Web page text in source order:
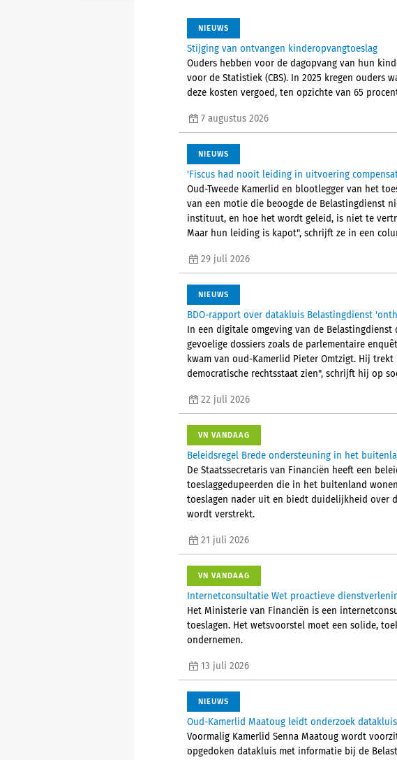
NIEUWS
Stijging van ontvangen kinderopvangtoeslag
Ouders hebben voor de dagopvang van hun
voor de Statistiek (CBS). In 2025 kregen ouders
deze kosten vergoed, ten opzichte van 65
7 augustus 2026
NIEUWS
'Fiscus had nooit leiding in uitvoering
Oud-Tweede Kamerlid en blootlegger van het
van een motie die beoogde de Belastingdienst
instituut, en hoe het wordt geleid, is niet te
Maar hun leiding is kapot", schrijft ze in een
29 juli 2026
NIEUWS
BDO-rapport over datakluis Belastingdienst
In een digitale omgeving van de
gevoelige dossiers zoals de parlementaire
kwam van oud-Kamerlid Pieter Omtzigt. Hij
democratische rechtsstaat zien", schrijft hij op
22 juli 2026
VN VANDAAG
Beleidsregel Brede ondersteuning in het
De Staatssecretaris van Financiën heeft een
toeslaggedupeerden die in het buitenland
toeslagen nader uit en biedt duidelijkheid over
wordt verstrekt.
21 juli 2026
VN VANDAAG
Internetconsultatie Wet proactieve
Het Ministerie van Financiën is een
toeslagen. Het wetsvoorstel moet een solide,
ondernemen.
13 juli 2026
NIEUWS
Oud-Kamerlid Maatoug leidt onderzoek
Voormalig Kamerlid Senna Maatoug wordt
opgedoken datakluis met informatie bij de